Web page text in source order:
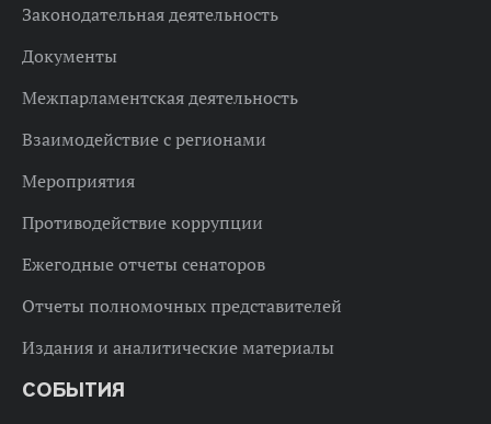
Законодательная деятельность
Документы
Межпарламентская деятельность
Взаимодействие с регионами
Мероприятия
Противодействие коррупции
Ежегодные отчеты сенаторов
Отчеты полномочных представителей
Издания и аналитические материалы
СОБЫТИЯ